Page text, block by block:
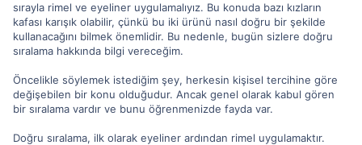
sırayla rimel ve eyeliner uygulamalıyız. Bu konuda bazı kızların
kafası karışık olabilir, çünkü bu iki ürünü nasıl doğru bir şekilde
kullanacağını bilmek önemlidir. Bu nedenle, bugün sizlere doğru
sıralama hakkında bilgi vereceğim.
Öncelikle söylemek istediğim şey, herkesin kişisel tercihine göre
değişebilen bir konu olduğudur. Ancak genel olarak kabul gören
bir sıralama vardır ve bunu öğrenmenizde fayda var.
Doğru sıralama, ilk olarak eyeliner ardından rimel uygulamaktır.